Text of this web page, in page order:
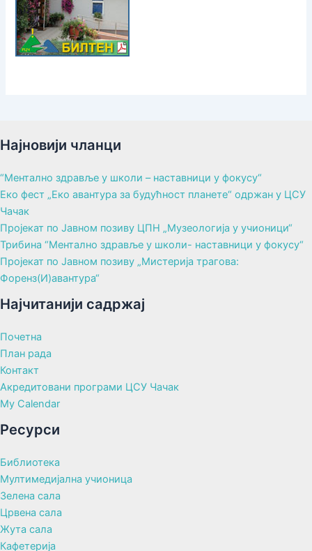
Најновији чланци
“Ментално здравље у школи – наставници у фокусу“
Еко фест „Еко авантура за будућност планете“ одржан у ЦСУ
Чачак
Пројекат по Јавном позиву ЦПН „Музеологија у учионици“
Трибина “Ментално здравље у школи- наставници у фокусу“
Пројекат по Јавном позиву „Мистерија трагова:
Форенз(И)авантура“
Најчитанији садржај
Почетна
План рада
Контакт
Акредитовани програми ЦСУ Чачак
My Calendar
Ресурси
Библиотека
Мултимедијална учионица
Зелена сала
Црвена сала
Жута сала
Кафетерија